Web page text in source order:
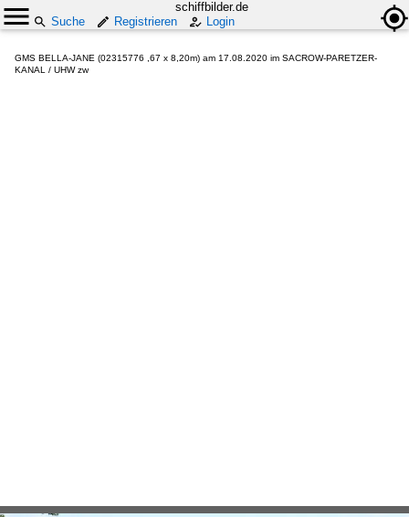
schiffbilder.de
Suche
Registrieren Login
GMS BELLA-JANE (02315776 ,67 x 8,20m) am 17.08.2020 im SACROW-PARETZER-
KANAL / UHW zw